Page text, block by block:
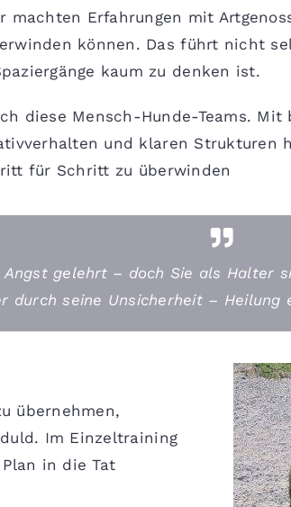
machten Erfahrungen mit
können. Das führt nicht
kaum zu denken ist.
diese Mensch-Hunde-Teams. Mit
und klaren Strukturen
für Schritt zu überwinden
gelehrt – doch Sie als Halter
durch seine Unsicherheit –
übernehmen,
Im Einzeltraining
in die Tat